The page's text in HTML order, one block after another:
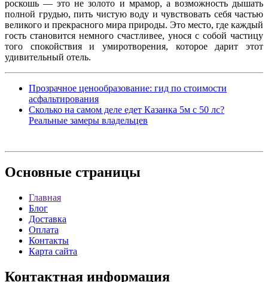
роскошь — это не золото и мрамор, а возможность дышать
полной грудью, пить чистую воду и чувствовать себя частью
великого и прекрасного мира природы. Это место, где каждый
гость становится немного счастливее, унося с собой частицу
того спокойствия и умиротворения, которое дарит этот
удивительный отель.
Прозрачное ценообразование: гид по стоимости
асфальтирования
Сколько на самом деле едет Казанка 5м с 50 лс?
Реальные замеры владельцев
Основные страницы
Главная
Блог
Доставка
Оплата
Контакты
Карта сайта
Контактная информация